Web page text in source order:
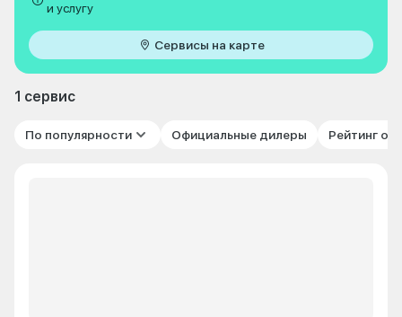
и услугу
Сервисы на карте
1 сервис
По популярности Официальные дилеры Рейтинг